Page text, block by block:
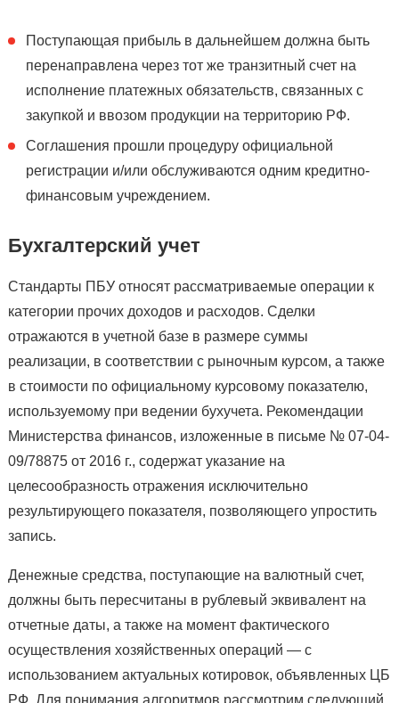
Поступающая прибыль в дальнейшем должна быть
перенаправлена через тот же транзитный счет на
исполнение платежных обязательств, связанных с
закупкой и ввозом продукции на территорию РФ.
Соглашения прошли процедуру официальной
регистрации и/или обслуживаются одним кредитно-
финансовым учреждением.
Бухгалтерский учет
Стандарты ПБУ относят рассматриваемые операции к
категории прочих доходов и расходов. Сделки
отражаются в учетной базе в размере суммы
реализации, в соответствии с рыночным курсом, а также
в стоимости по официальному курсовому показателю,
используемому при ведении бухучета. Рекомендации
Министерства финансов, изложенные в письме № 07-04-
09/78875 от 2016 г., содержат указание на
целесообразность отражения исключительно
результирующего показателя, позволяющего упростить
запись.
Денежные средства, поступающие на валютный счет,
должны быть пересчитаны в рублевый эквивалент на
отчетные даты, а также на момент фактического
осуществления хозяйственных операций — с
использованием актуальных котировок, объявленных ЦБ